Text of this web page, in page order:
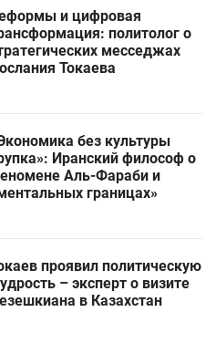
и цифровая
политолог о
месседжах
Токаева
без культуры
Иранский философ о
Аль-Фараби и
границах»
проявил политическую
– эксперт о визите
в Казахстан